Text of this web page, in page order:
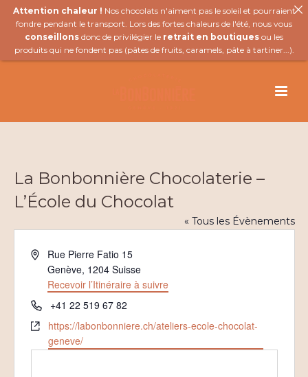
La Bonbonnière Chocolaterie –
L’École du Chocolat
« Tous les Évènements
AdresseRue Pierre Fatio 15
Genève, 1204 Suisse
Recevoir l’Itinéraire à suivre
Téléphone
+41 22 519 67 82
Site
https://labonbonniere.ch/ateliers-ecole-chocolat-
geneve/
Attention chaleur ! Nos chocolats n'aiment pas le soleil et pourraient
fondre pendant le transport. Lors des fortes chaleurs de l'été, nous vous
conseillons donc de privilégier le retrait en boutiques ou les
produits qui ne fondent pas (pâtes de fruits, caramels, pâte à tartiner...).